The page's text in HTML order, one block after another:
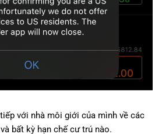
với nhà môi giới của mình về các
bất kỳ hạn chế cư trú nào.